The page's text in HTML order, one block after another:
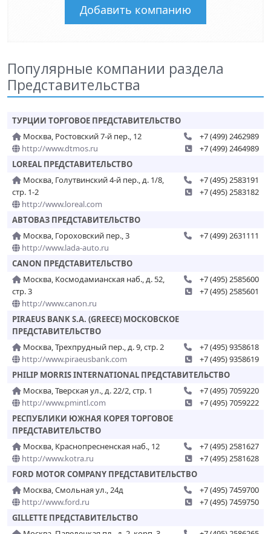
Добавить компанию
Популярные компании раздела
Представительства
ТУРЦИИ ТОРГОВОЕ ПРЕДСТАВИТЕЛЬСТВО
Москва, Ростовский 7-й пер., 12
http://www.dtmos.ru
+7 (499) 2462989
+7 (499) 2464989
LOREAL ПРЕДСТАВИТЕЛЬСТВО
Москва, Голутвинский 4-й пер., д. 1/8,
стр. 1-2
http://www.loreal.com
+7 (495) 2583191
+7 (495) 2583182
АВТОВАЗ ПРЕДСТАВИТЕЛЬСТВО
Москва, Гороховский пер., 3
http://www.lada-auto.ru
+7 (499) 2631111
CANON ПРЕДСТАВИТЕЛЬСТВО
Москва, Космодамианская наб., д. 52,
стр. 3
http://www.canon.ru
+7 (495) 2585600
+7 (495) 2585601
PIRAEUS BANK S.A. (GREECE) МОСКОВСКОЕ
ПРЕДСТАВИТЕЛЬСТВО
Москва, Трехпрудный пер., д. 9, стр. 2
http://www.piraeusbank.com
+7 (495) 9358618
+7 (495) 9358619
PHILIP MORRIS INTERNATIONAL ПРЕДСТАВИТЕЛЬСТВО
Москва, Тверская ул., д. 22/2, стр. 1
http://www.pmintl.com
+7 (495) 7059220
+7 (495) 7059222
РЕСПУБЛИКИ ЮЖНАЯ КОРЕЯ ТОРГОВОЕ
ПРЕДСТАВИТЕЛЬСТВО
Москва, Краснопресненская наб., 12
http://www.kotra.ru
+7 (495) 2581627
+7 (495) 2581628
FORD MOTOR COMPANY ПРЕДСТАВИТЕЛЬСТВО
Москва, Смольная ул., 24д
http://www.ford.ru
+7 (495) 7459700
+7 (495) 7459750
GILLETTE ПРЕДСТАВИТЕЛЬСТВО